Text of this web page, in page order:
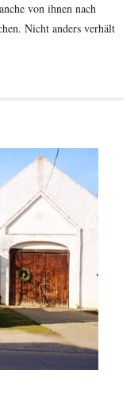
von ihnen nach
Nicht anders verhält